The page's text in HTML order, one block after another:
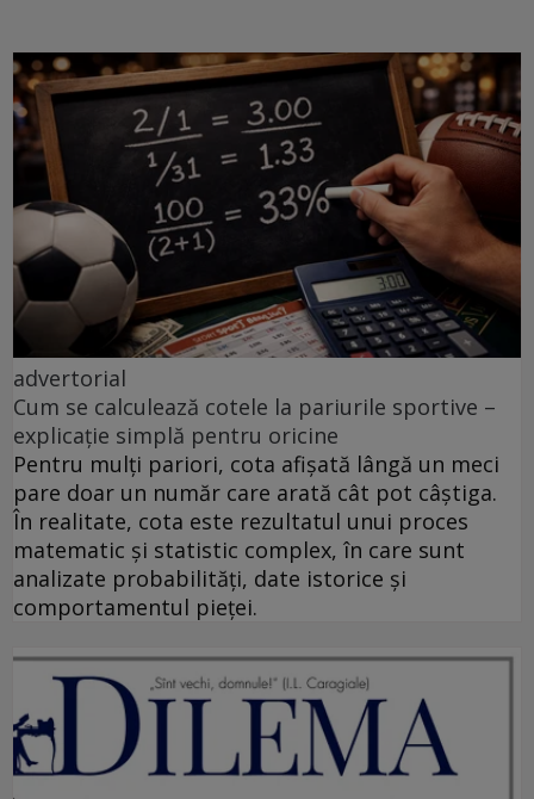
advertorial
Cum se calculează cotele la pariurile sportive –
explicație simplă pentru oricine
Pentru mulți pariori, cota afișată lângă un meci
pare doar un număr care arată cât pot câștiga.
În realitate, cota este rezultatul unui proces
matematic și statistic complex, în care sunt
analizate probabilități, date istorice și
comportamentul pieței.